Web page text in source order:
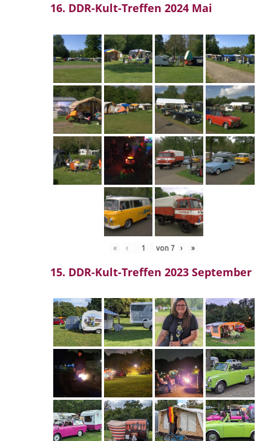
16. DDR-Kult-Treffen 2024 Mai
« ‹ von 7 › »
15. DDR-Kult-Treffen 2023 September